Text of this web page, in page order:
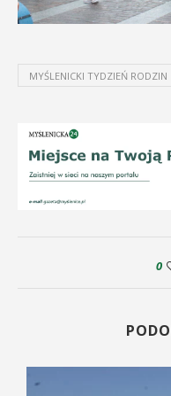
MYŚLENICKI TYDZIEŃ RODZIN
0